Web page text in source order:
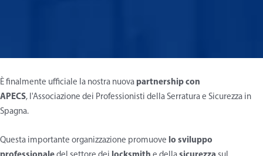
È finalmente ufficiale la nostra nuova partnership con
APECS, l'Associazione dei Professionisti della Serratura e Sicurezza in
Spagna.
Questa importante organizzazione promuove lo sviluppo